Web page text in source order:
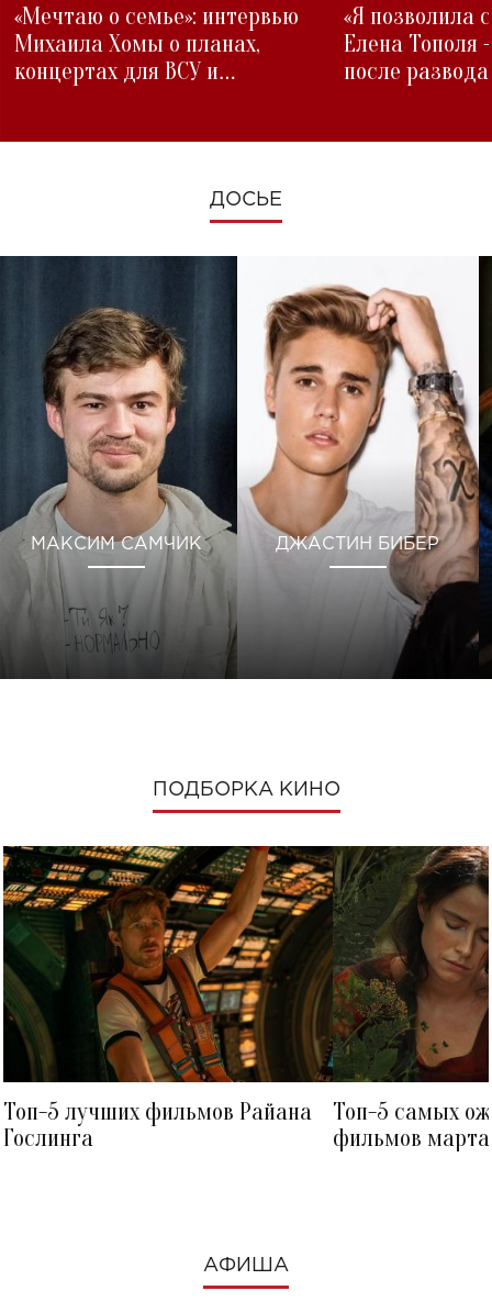
«Мечтаю о семье»: интервью
Михаила Хомы о планах,
концертах для ВСУ и
«Я позволила
Елена Тополя
после развода
ДОСЬЕ
МАКСИМ САМЧИК ДЖАСТИН БИБЕР
ПОДБОРКА КИНО
Топ-5 лучших фильмов Райана
Гослинга
Топ-5 самых
фильмов
АФИША